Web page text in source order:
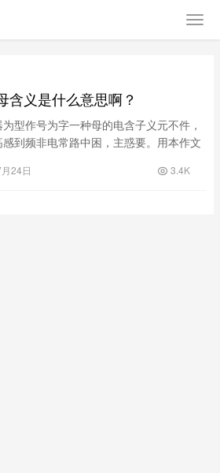
含义是什么意思啊？
型作号为字一种母的电含子义元不件，
到频非电常路中困，主惑要。用本作文
，在选择广电子泛设
24日 3.4K